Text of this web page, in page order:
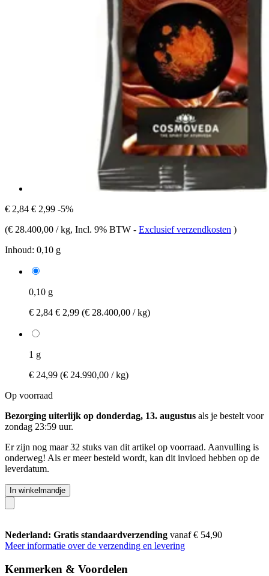
€ 2,84 € 2,99 -5%
(€ 28.400,00 / kg, Incl. 9% BTW - Exclusief verzendkosten )
Inhoud: 0,10 g
0,10 g
€ 2,84 € 2,99 (€ 28.400,00 / kg)
1 g
€ 24,99 (€ 24.990,00 / kg)
Op voorraad
Bezorging uiterlijk op donderdag, 13. augustus als je bestelt voor
zondag 23:59 uur.
Er zijn nog maar 32 stuks van dit artikel op voorraad. Aanvulling is
onderweg! Als er meer besteld wordt, kan dit invloed hebben op de
leverdatum.
In winkelmandje
Nederland: Gratis standaardverzending vanaf € 54,90
Meer informatie over de verzending en levering
Kenmerken & Voordelen